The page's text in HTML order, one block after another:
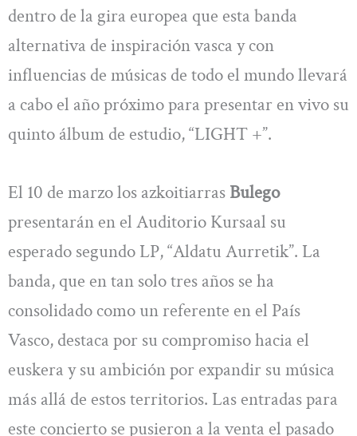
dentro de la gira europea que esta banda
alternativa de inspiración vasca y con
influencias de músicas de todo el mundo llevará
a cabo el año próximo para presentar en vivo su
quinto álbum de estudio, “LIGHT +”.
El 10 de marzo los azkoitiarras Bulego
presentarán en el Auditorio Kursaal su
esperado segundo LP, “Aldatu Aurretik”. La
banda, que en tan solo tres años se ha
consolidado como un referente en el País
Vasco, destaca por su compromiso hacia el
euskera y su ambición por expandir su música
más allá de estos territorios. Las entradas para
este concierto se pusieron a la venta el pasado